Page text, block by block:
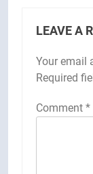
LEAVE A
Your email
Required
Comment *